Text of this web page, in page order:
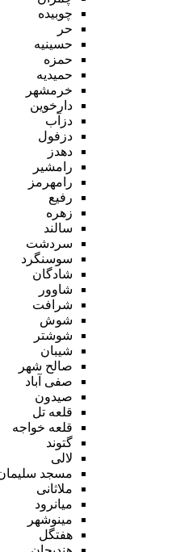
چوبیده
حر
حسینیه
حمزه
حمیدیه
خرمشهر
دارخوین
دزآب
دزفول
دهدز
رامشیر
رامهرمز
رفیع
زهره
سالند
سردشت
سوسنگرد
شادگان
شاوور
شرافت
شوش
شوشتر
شیبان
صالح شهر
صفی آباد
صیدون
قلعه تل
قلعه خواجه
گتوند
لالی
مسجد
ملاثانی
میانرود
مینوشهر
هفتگل